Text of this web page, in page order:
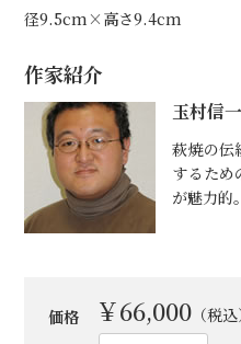
径9.5cm×高さ9.4cm
作家紹介
玉村信一
萩焼の伝
するため
が魅力的。
価格 ￥66,000 （税込